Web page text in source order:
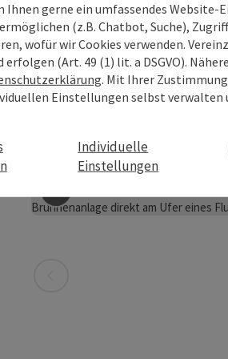
Beitrag merken: Römer-
Beitrag merken :
Ihnen gerne ein umfassendes
(z.B. Chatbot, Suche),
wofür wir Cookies verwenden.
(Art. 49 (1) lit. a DSGVO).
. Mit Ihrer Zustimmung
Einstellungen selbst verwalten
Individuelle
Einstellungen